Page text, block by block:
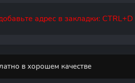
адрес в закладки: CTRL+D
в хорошем качестве